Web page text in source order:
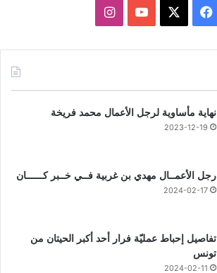
فيسبوك يوتيوبانستقرام
نهاية مأساوية لرجل الأعمال محمد فريخة
2023-12-19
رجل الأعمــال مهدي بن غربية فــي خــبر كــــــان
2024-02-17
تفاصيل إحباط عمليّة فرار أحد أكبر الحيتان من
تونس
2024-02-11